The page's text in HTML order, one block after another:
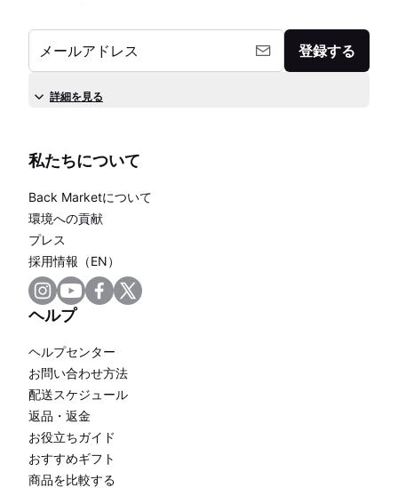
メールアドレス 登録する
詳細を見る
私たちについて
Back Marketについて
環境への貢献
プレス
採用情報（EN）
ヘルプ
ヘルプセンター
お問い合わせ方法
配送スケジュール
返品・返金
お役立ちガイド
おすすめギフト
商品を比較する